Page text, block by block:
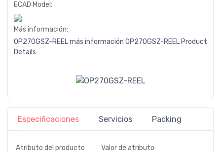
ECAD Model:
Más información:
OP270GSZ-REEL más información OP270GSZ-REEL Product
Details
Especificaciones Servicios Packing
Atributo del producto
Valor de atributo